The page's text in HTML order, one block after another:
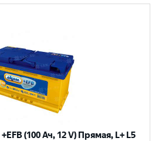
(100 Ач, 12 V) Прямая, L+ L5